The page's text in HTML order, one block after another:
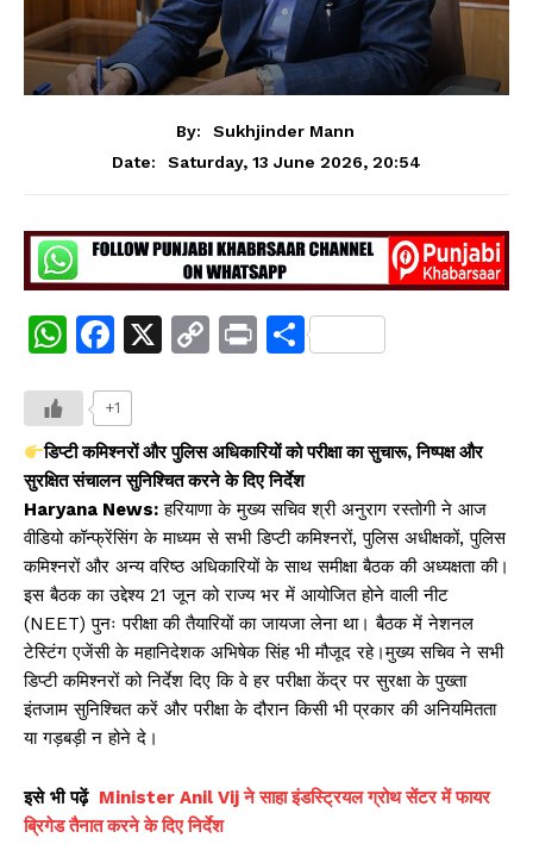
By:
Sukhjinder Mann
Date:
Saturday, 13 June 2026, 20:54
W
at
s
A
p
p
F
c
e
b
o
o
k
X
C
y
Li
n
k
Pr S
e
+1
डिप्टी कमिश्नरों और पुलिस अधिकारियों को परीक्षा का सुचारू, निष्पक्ष और
सुरक्षित संचालन सुनिश्चित करने के दिए निर्देश
Haryana News: हरियाणा के मुख्य सचिव श्री अनुराग रस्तोगी ने आज
वीडियो कॉन्फ्रेंसिंग के माध्यम से सभी डिप्टी कमिश्नरों, पुलिस अधीक्षकों, पुलिस
कमिश्नरों और अन्य वरिष्ठ अधिकारियों के साथ समीक्षा बैठक की अध्यक्षता की।
इस बैठक का उद्देश्य 21 जून को राज्य भर में आयोजित होने वाली नीट
(NEET) पुनः परीक्षा की तैयारियों का जायजा लेना था। बैठक में नेशनल
टेस्टिंग एजेंसी के महानिदेशक अभिषेक सिंह भी मौजूद रहे।मुख्य सचिव ने सभी
डिप्टी कमिश्नरों को निर्देश दिए कि वे हर परीक्षा केंद्र पर सुरक्षा के पुख्ता
इंतजाम सुनिश्चित करें और परीक्षा के दौरान किसी भी प्रकार की अनियमितता
या गड़बड़ी न होने दे।
इसे भी पढ़ें Minister Anil Vij ने साहा इंडस्ट्रियल ग्रोथ सेंटर में फायर
ब्रिगेड तैनात करने के दिए निर्देश